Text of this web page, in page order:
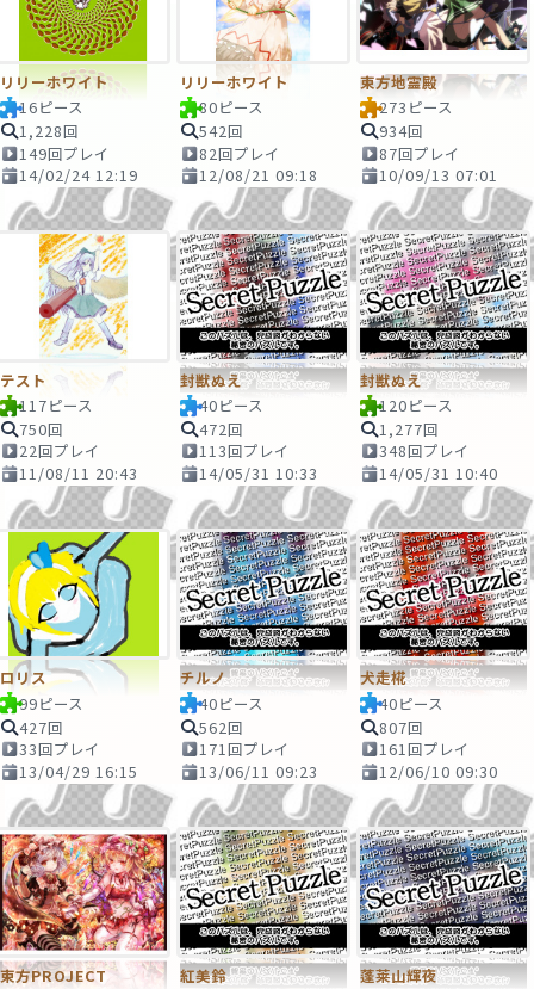
リリーホワイト
16ピース
1,228回
149回プレイ
14/02/24 12:19
リリーホワイト
80ピース
542回
82回プレイ
12/08/21 09:18
東方地霊殿
273ピース
934回
87回プレイ
10/09/13 07:01
テスト
117ピース
750回
22回プレイ
11/08/11 20:43
封獣ぬえ
40ピース
472回
113回プレイ
14/05/31 10:33
封獣ぬえ
120ピース
1,277回
348回プレイ
14/05/31 10:40
ロリス
99ピース
427回
33回プレイ
13/04/29 16:15
チルノ
40ピース
562回
171回プレイ
13/06/11 09:23
犬走椛
40ピース
807回
161回プレイ
12/06/10 09:30
東方PROJECT
紅美鈴
蓬莱山輝夜